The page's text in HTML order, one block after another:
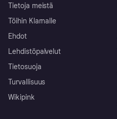
Tietoja meistä
Töihin Klarnalle
Ehdot
Lehdistöpalvelut
Tietosuoja
Turvallisuus
Wikipink